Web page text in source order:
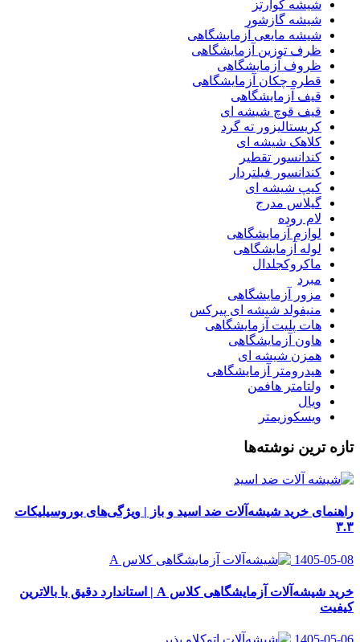
شیشه کوارتز
شیشه گازشور
شیشه مایعی آزمایشگاهی
ظرف توزین آزمایشگاهی
ظروف آزمایشگاهی
قطره چکان آزمایشگاهی
قیف آزمایشگاهی
قیف قوچ شیشه ای
کریستالیزور ته گرد
کلاهک شیشه ای
کندانسور تقطیر
کندانسور فیلتردار
کیپ شیشه ای
گیلاس مدرج
لام روده
لوازم آزمایشگاهی
لوله آزمایشگاهی
ماکروکجلدال
مبرد
مزور آزمایشگاهی
منیفولد شیشه ای پیرکس
هات پلیت آزمایشگاهی
هاون آزمایشگاهی
همزن شیشه ای
هیدرومتر آزمایشگاهی
ولتامتر هافمن
ویال
ویسکوزیمتر
تازه ترین نوشته‌ها
راهنمای خرید شیشه‌آلات ضد اسید و باز | ویژگی‌های بوروسیلیکات
۳.۳
1405-05-08
خرید شیشه‌آلات آزمایشگاهی کلاس A | استاندارد دقیق با بالاترین
کیفیت
1405-05-06